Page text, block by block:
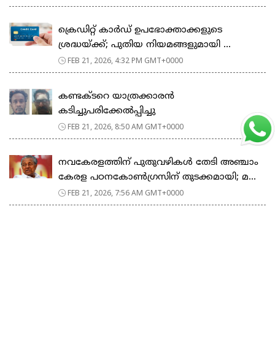
ക്രെഡിറ്റ് കാർഡ് ഉപഭോക്താക്കളുടെ
ശ്രദ്ധയ്ക്ക്; പുതിയ നിയമങ്ങളുമായി ...
FEB 21, 2026, 4:32 PM GMT+0000
കണ്ടക്ടറെ യാത്രക്കാരൻ
കടിച്ചുപരിക്കേൽപ്പിച്ചു
FEB 21, 2026, 8:50 AM GMT+0000
നവകേരളത്തിന് പുതുവഴികൾ തേടി അഞ്ചാം
കേരള പഠനകോൺഗ്രസിന് തുടക്കമായി; മ...
FEB 21, 2026, 7:56 AM GMT+0000